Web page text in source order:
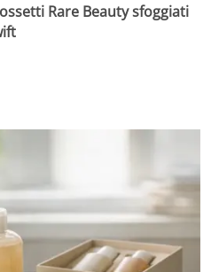
Rare Beauty sfoggiati